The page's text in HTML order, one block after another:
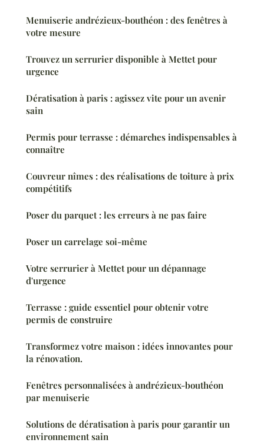
Menuiserie andrézieux-bouthéon : des fenêtres à
votre mesure
Trouvez un serrurier disponible à Mettet pour
urgence
Dératisation à paris : agissez vite pour un avenir
sain
Permis pour terrasse : démarches indispensables à
connaître
Couvreur nîmes : des réalisations de toiture à prix
compétitifs
Poser du parquet : les erreurs à ne pas faire
Poser un carrelage soi-même
Votre serrurier à Mettet pour un dépannage
d'urgence
Terrasse : guide essentiel pour obtenir votre
permis de construire
Transformez votre maison : idées innovantes pour
la rénovation.
Fenêtres personnalisées à andrézieux-bouthéon
par menuiserie
Solutions de dératisation à paris pour garantir un
environnement sain